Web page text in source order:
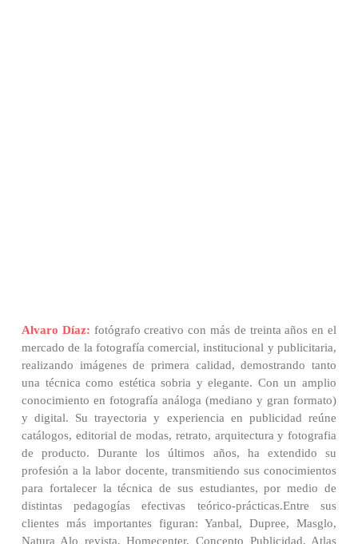
Alvaro Díaz: fotógrafo creativo con más de treinta años en el
mercado de la fotografía comercial, institucional y publicitaria,
realizando imágenes de primera calidad, demostrando tanto
una técnica como estética sobria y elegante. Con un amplio
conocimiento en fotografía análoga (mediano y gran formato)
y digital. Su trayectoria y experiencia en publicidad reúne
catálogos, editorial de modas, retrato, arquitectura y fotografia
de producto. Durante los últimos años, ha extendido su
profesión a la labor docente, transmitiendo sus conocimientos
para fortalecer la técnica de sus estudiantes, por medio de
distintas pedagogías efectivas teórico-prácticas.Entre sus
clientes más importantes figuran: Yanbal, Dupree, Masglo,
Natura Alo revista, Homecenter, Concepto Publicidad, Atlas